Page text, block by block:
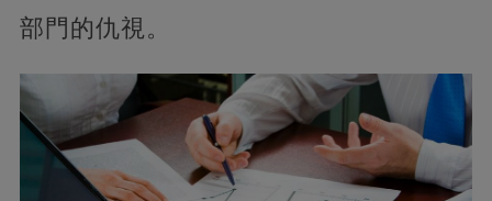
部門的仇視。